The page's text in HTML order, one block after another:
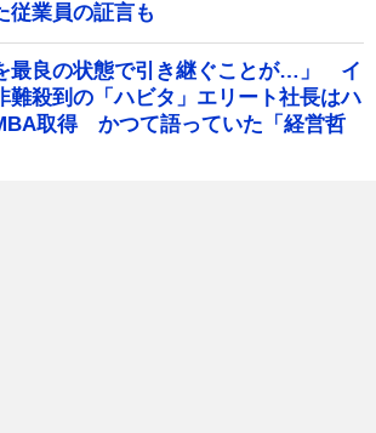
従業員の証言も
最良の状態で引き継ぐことが…」 イ
難殺到の「ハビタ」エリート社長はハ
取得 かつて語っていた「経営哲